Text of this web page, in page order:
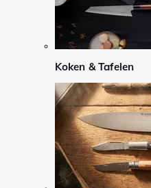
Koken & Tafelen